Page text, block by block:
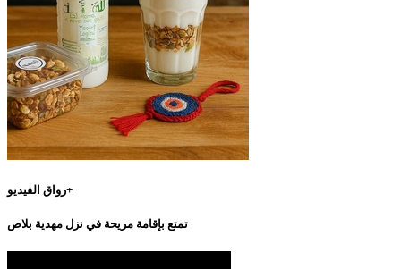
رواق الفيديو+
تمتع بإقامة مريحة في نزل مهدية بلاص